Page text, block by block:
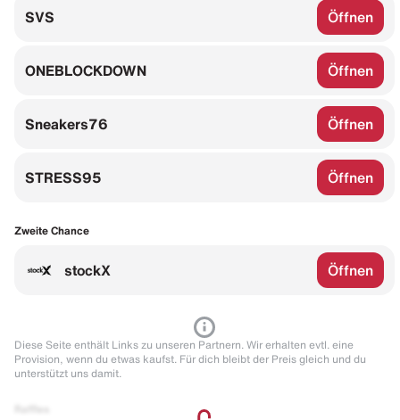
SVS Öffnen
ONEBLOCKDOWN Öffnen
Sneakers76 Öffnen
STRESS95 Öffnen
Zweite Chance
stockX Öffnen
Diese Seite enthält Links zu unseren Partnern. Wir erhalten evtl. eine
Provision, wenn du etwas kaufst. Für dich bleibt der Preis gleich und du
unterstützt uns damit.